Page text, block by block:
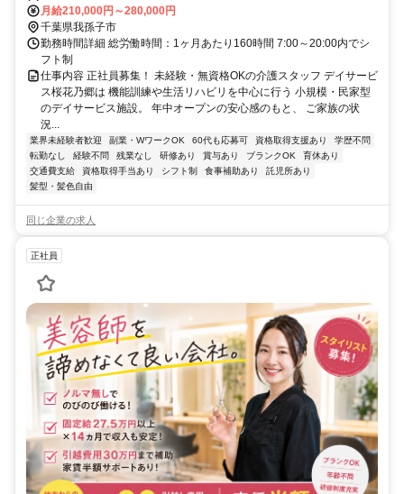
月給210,000円～280,000円
千葉県我孫子市
勤務時間詳細 総労働時間：1ヶ月あたり160時間 7:00～20:00内でシ
フト制
仕事内容 正社員募集！ 未経験・無資格OKの介護スタッフ デイサービ
ス桜花乃郷は 機能訓練や生活リハビリを中心に行う 小規模・民家型
のデイサービス施設。 年中オープンの安心感のもと、 ご家族の状
況...
業界未経験者歓迎 副業・WワークOK 60代も応募可 資格取得支援あり
学歴不問
転勤なし
経験不問 残業なし 研修あり 賞与あり ブランクOK
育休あり
交通費支給
資格取得手当あり シフト制 食事補助あり
託児所あり
髪型・髪色自由
同じ企業の求人
正社員